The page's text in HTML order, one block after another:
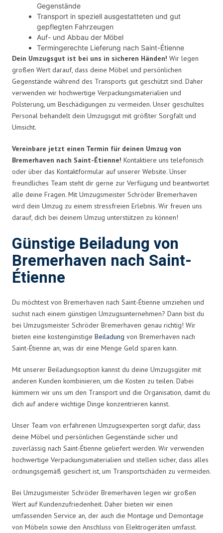
Gegenstände
Transport in speziell ausgestatteten und gut
gepflegten Fahrzeugen
Auf- und Abbau der Möbel
Termingerechte Lieferung nach Saint-Étienne
Dein Umzugsgut ist bei uns in sicheren Händen! Wir legen
großen Wert darauf, dass deine Möbel und persönlichen
Gegenstände während des Transports gut geschützt sind. Daher
verwenden wir hochwertige Verpackungsmaterialien und
Polsterung, um Beschädigungen zu vermeiden. Unser geschultes
Personal behandelt dein Umzugsgut mit größter Sorgfalt und
Umsicht.
Vereinbare jetzt einen Termin für deinen Umzug von
Bremerhaven nach Saint-Étienne! Kontaktiere uns telefonisch
oder über das Kontaktformular auf unserer Website. Unser
freundliches Team steht dir gerne zur Verfügung und beantwortet
alle deine Fragen. Mit Umzugsmeister Schröder Bremerhaven
wird dein Umzug zu einem stressfreien Erlebnis. Wir freuen uns
darauf, dich bei deinem Umzug unterstützen zu können!
Günstige Beiladung von
Bremerhaven nach Saint-
Étienne
Du möchtest von Bremerhaven nach Saint-Étienne umziehen und
suchst nach einem günstigen Umzugsunternehmen? Dann bist du
bei Umzugsmeister Schröder Bremerhaven genau richtig! Wir
bieten eine kostengünstige Beiladung von Bremerhaven nach
Saint-Étienne an, was dir eine Menge Geld sparen kann.
Mit unserer Beiladungsoption kannst du deine Umzugsgüter mit
anderen Kunden kombinieren, um die Kosten zu teilen. Dabei
kümmern wir uns um den Transport und die Organisation, damit du
dich auf andere wichtige Dinge konzentrieren kannst.
Unser Team von erfahrenen Umzugsexperten sorgt dafür, dass
deine Möbel und persönlichen Gegenstände sicher und
zuverlässig nach Saint-Étienne geliefert werden. Wir verwenden
hochwertige Verpackungsmaterialien und stellen sicher, dass alles
ordnungsgemäß gesichert ist, um Transportschäden zu vermeiden.
Bei Umzugsmeister Schröder Bremerhaven legen wir großen
Wert auf Kundenzufriedenheit. Daher bieten wir einen
umfassenden Service an, der auch die Montage und Demontage
von Möbeln sowie den Anschluss von Elektrogeräten umfasst.